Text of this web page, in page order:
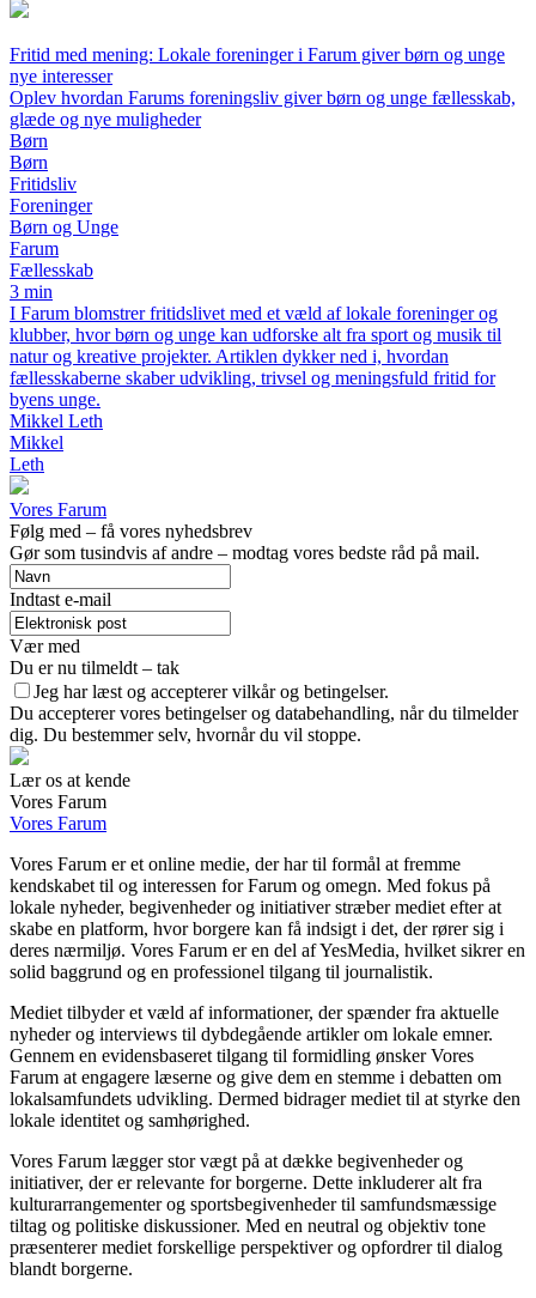
Fritid med mening: Lokale foreninger i Farum giver børn og unge
nye interesser
Oplev hvordan Farums foreningsliv giver børn og unge fællesskab,
glæde og nye muligheder
Børn
Børn
Fritidsliv
Foreninger
Børn og Unge
Farum
Fællesskab
3 min
I Farum blomstrer fritidslivet med et væld af lokale foreninger og
klubber, hvor børn og unge kan udforske alt fra sport og musik til
natur og kreative projekter. Artiklen dykker ned i, hvordan
fællesskaberne skaber udvikling, trivsel og meningsfuld fritid for
byens unge.
Mikkel Leth
Mikkel
Leth
Vores Farum
Følg med – få vores nyhedsbrev
Gør som tusindvis af andre – modtag vores bedste råd på mail.
Indtast e-mail
Vær med
Du er nu tilmeldt – tak
Jeg har læst og accepterer vilkår og betingelser.
Du accepterer vores betingelser og databehandling, når du tilmelder
dig. Du bestemmer selv, hvornår du vil stoppe.
Lær os at kende
Vores Farum
Vores Farum
Vores Farum er et online medie, der har til formål at fremme
kendskabet til og interessen for Farum og omegn. Med fokus på
lokale nyheder, begivenheder og initiativer stræber mediet efter at
skabe en platform, hvor borgere kan få indsigt i det, der rører sig i
deres nærmiljø. Vores Farum er en del af YesMedia, hvilket sikrer en
solid baggrund og en professionel tilgang til journalistik.
Mediet tilbyder et væld af informationer, der spænder fra aktuelle
nyheder og interviews til dybdegående artikler om lokale emner.
Gennem en evidensbaseret tilgang til formidling ønsker Vores
Farum at engagere læserne og give dem en stemme i debatten om
lokalsamfundets udvikling. Dermed bidrager mediet til at styrke den
lokale identitet og samhørighed.
Vores Farum lægger stor vægt på at dække begivenheder og
initiativer, der er relevante for borgerne. Dette inkluderer alt fra
kulturarrangementer og sportsbegivenheder til samfundsmæssige
tiltag og politiske diskussioner. Med en neutral og objektiv tone
præsenterer mediet forskellige perspektiver og opfordrer til dialog
blandt borgerne.